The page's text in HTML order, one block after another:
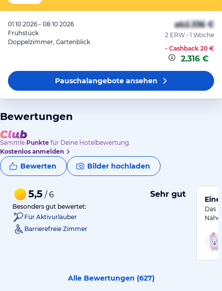
01.10.2026 - 08.10.2026
Frühstück
Doppelzimmer, Gartenblick
ab2.336 €
2 ERW • 1 Woche
- Cashback 20 €
2.316 €
Pauschalangeboteansehen
Bewertungen
Sammle Punkte für Deine Hotelbewertung.
Kostenlos anmelden
Bewerten Bilder hochladen
5,5 / 6 Sehr gut
Besonders gut bewertet:
Für Aktivurlauber
Barrierefreie Zimmer
Das
Alle Bewertungen (627)